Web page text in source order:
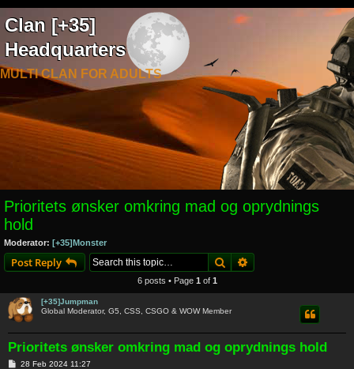
Clan [+35]
Headquarters
MULTI CLAN FOR ADULTS
Prioritets ønsker omkring mad og oprydnings
hold
Moderator: [+35]Monster
Post Reply Search
6 posts • Page 1 of 1
[+35]Jumpman
Global Moderator, G5, CSS, CSGO & WOW Member
Prioritets ønsker omkring mad og oprydnings hold
P28 Feb 2024 11:27